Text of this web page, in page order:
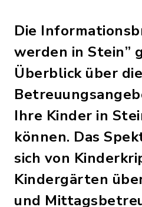
Die
werden in Stein”
Überblick über
Ihre Kinder in
können. Das
sich von
Kindergärten
und